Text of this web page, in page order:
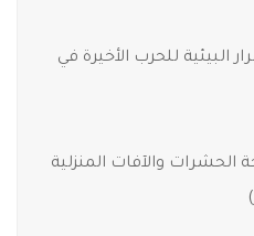
البيئية للحرب الأخيرة في
الحشرات والآفات المنزلية